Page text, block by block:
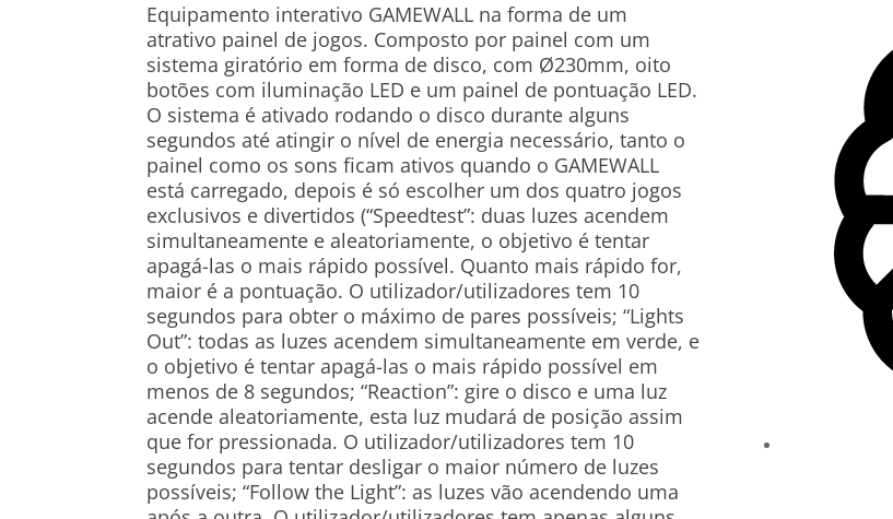
Equipamento interativo GAMEWALL na forma de um
atrativo painel de jogos. Composto por painel com um
sistema giratório em forma de disco, com Ø230mm, oito
botões com iluminação LED e um painel de pontuação LED.
O sistema é ativado rodando o disco durante alguns
segundos até atingir o nível de energia necessário, tanto o
painel como os sons ficam ativos quando o GAMEWALL
está carregado, depois é só escolher um dos quatro jogos
exclusivos e divertidos (“Speedtest”: duas luzes acendem
simultaneamente e aleatoriamente, o objetivo é tentar
apagá-las o mais rápido possível. Quanto mais rápido for,
maior é a pontuação. O utilizador/utilizadores tem 10
segundos para obter o máximo de pares possíveis; “Lights
Out”: todas as luzes acendem simultaneamente em verde, e
o objetivo é tentar apagá-las o mais rápido possível em
menos de 8 segundos; “Reaction”: gire o disco e uma luz
acende aleatoriamente, esta luz mudará de posição assim
que for pressionada. O utilizador/utilizadores tem 10
segundos para tentar desligar o maior número de luzes
possíveis; “Follow the Light”: as luzes vão acendendo uma